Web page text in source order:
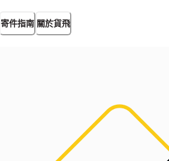
寄件指南 關於貨飛